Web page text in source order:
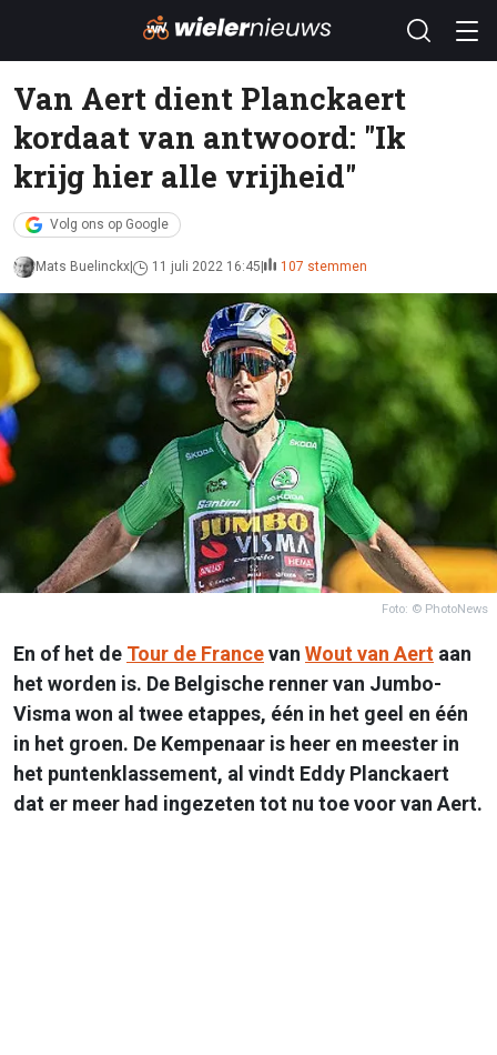
Van Aert dient Planckaert
kordaat van antwoord: "Ik
krijg hier alle vrijheid"
Volg ons op Google
Mats Buelinckx 11 juli 2022 16:45 107 stemmen
Foto: © PhotoNews
En of het de Tour de Francevan Wout van Aert aan
het worden is. De Belgische renner van Jumbo-
Visma won al twee etappes, één in het geel en één
in het groen. De Kempenaar is heer en meester in
het puntenklassement, al vindt Eddy Planckaert
dat er meer had ingezeten tot nu toe voor van Aert.